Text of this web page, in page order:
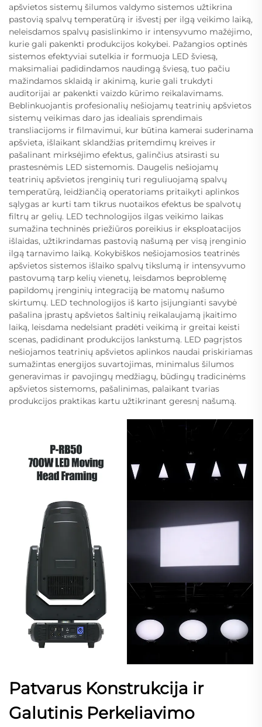
apšvietos sistemų šilumos valdymo sistemos užtikrina
pastovią spalvų temperatūrą ir išvestį per ilgą veikimo laiką,
neleisdamos spalvų pasislinkimo ir intensyvumo mažėjimo,
kurie gali pakenkti produkcijos kokybei. Pažangios optinės
sistemos efektyviai sutelkia ir formuoja LED šviesą,
maksimaliai padidindamos naudingą šviesą, tuo pačiu
mažindamos sklaidą ir akinimą, kurie gali trukdyti
auditorijai ar pakenkti vaizdo kūrimo reikalavimams.
Beblinkuojantis profesionalių nešiojamų teatrinių apšvietos
sistemų veikimas daro jas idealiais sprendimais
transliacijoms ir filmavimui, kur būtina kamerai suderinama
apšvieta, išlaikant sklandžias pritemdimų kreives ir
pašalinant mirksėjimo efektus, galinčius atsirasti su
prastesnėmis LED sistemomis. Daugelis nešiojamų
teatrinių apšvietos įrenginių turi reguliuojamą spalvų
temperatūrą, leidžiančią operatoriams pritaikyti aplinkos
sąlygas ar kurti tam tikrus nuotaikos efektus be spalvotų
filtrų ar gelių. LED technologijos ilgas veikimo laikas
sumažina techninės priežiūros poreikius ir eksploatacijos
išlaidas, užtikrindamas pastovią našumą per visą įrenginio
ilgą tarnavimo laiką. Kokybiškos nešiojamosios teatrinės
apšvietos sistemos išlaiko spalvų tikslumą ir intensyvumo
pastovumą tarp kelių vienetų, leisdamos beproblemę
papildomų įrenginių integraciją be matomų našumo
skirtumų. LED technologijos iš karto įsijungianti savybė
pašalina įprastų apšvietos šaltinių reikalaujamą įkaitimo
laiką, leisdama nedelsiant pradėti veikimą ir greitai keisti
scenas, padidinant produkcijos lankstumą. LED pagrįstos
nešiojamos teatrinių apšvietos aplinkos naudai priskiriamas
sumažintas energijos suvartojimas, minimalus šilumos
generavimas ir pavojingų medžiagų, būdingų tradicinėms
apšvietos sistemoms, pašalinimas, palaikant tvarias
produkcijos praktikas kartu užtikrinant geresnį našumą.
Patvarus Konstrukcija ir
Galutinis Perkeliavimo